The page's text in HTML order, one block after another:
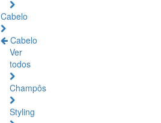
Cabelo
Cabelo
Ver
todos
Champôs
Styling